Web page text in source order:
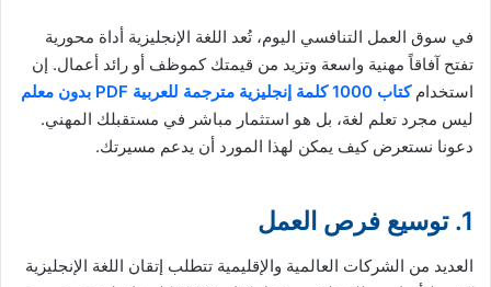
في سوق العمل التنافسي اليوم، تُعد اللغة الإنجليزية أداة محورية
تفتح آفاقاً مهنية واسعة وتزيد من قيمتك كموظف أو رائد أعمال. إن
استخدامكتاب 1000 كلمة إنجليزية مترجمة للعربية PDF بدون معلم
ليس مجرد تعلم لغة، بل هو استثمار مباشر في مستقبلك المهني.
دعونا نستعرض كيف يمكن لهذا المورد أن يدعم مسيرتك.
1. توسيع فرص العمل
العديد من الشركات العالمية والإقليمية تتطلب إتقان اللغة الإنجليزية